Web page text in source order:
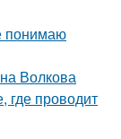
понимаю
Волкова
где проводит